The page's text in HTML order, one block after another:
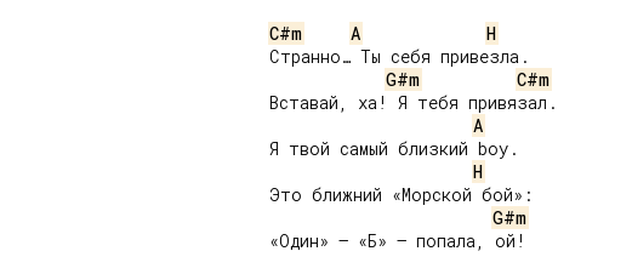
C#m
A
H
Странно… Ты себя привезла.
G#m
C#m
Вставай, ха! Я тебя привязал.
A
Я твой самый близкий boy.
H
Это ближний «Морской бой»:
G#m
«Один» – «Б» – попала, ой!